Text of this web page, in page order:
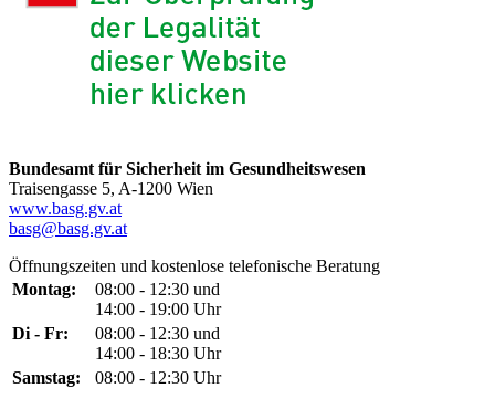
Bundesamt für Sicherheit im Gesundheitswesen
Traisengasse 5, A-1200 Wien
www.basg.gv.at
basg@basg.gv.at
Öffnungszeiten und kostenlose telefonische Beratung
Montag:
08:00 - 12:30 und
14:00 - 19:00 Uhr
Di - Fr:
08:00 - 12:30 und
14:00 - 18:30 Uhr
Samstag:
08:00 - 12:30 Uhr